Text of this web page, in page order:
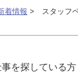
着情報 > スタッフペ
事を探している方